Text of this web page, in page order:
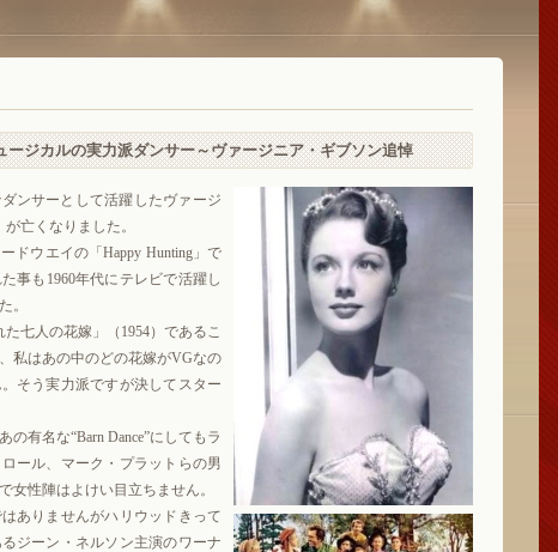
ージカルの実力派ダンサー～ヴァージニア・ギブソン追悼
ンサーとして活躍したヴァージ
亡くなりました。
ドウエイの「Happy Hunting」で
事も1960年代にテレビで活躍し
。
七人の花嫁」（1954）であるこ
私はあの中のどの花嫁がVGなの
そう実力派ですが決してスター
有名な“Barn Dance”にしてもラ
ール、マーク・プラットらの男
女性陣はよけい目立ちません。
ありませんがハリウッドきって
ジーン・ネルソン主演のワーナ